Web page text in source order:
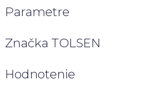
Parametre
Značka TOLSEN
Hodnotenie